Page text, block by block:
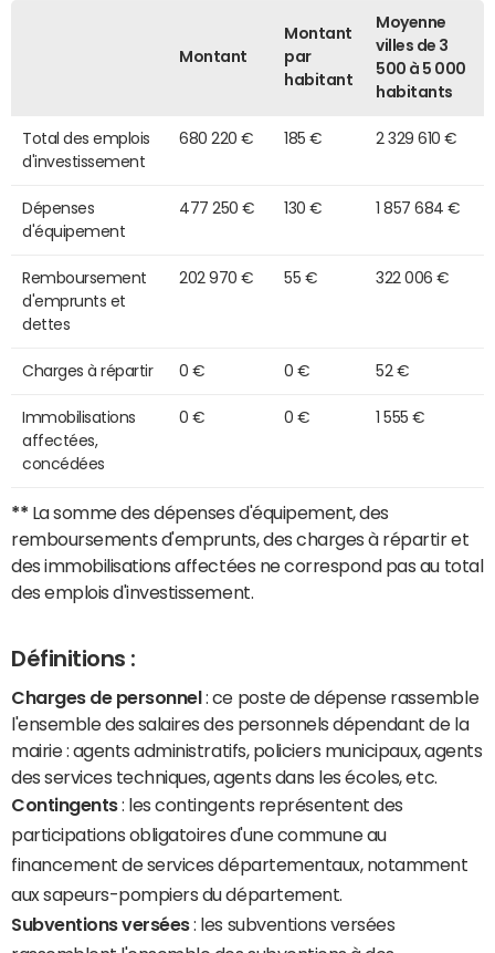
Montant
Montant
par
habitant
Moyenne
villes de 3
500 à 5 000
habitants
Total des emplois
d'investissement
680 220 € 185 € 2 329 610 €
Dépenses
d'équipement
477 250 € 130 € 1 857 684 €
Remboursement
d'emprunts et
dettes
202 970 € 55 € 322 006 €
Charges à répartir 0 € 0 € 52 €
Immobilisations
affectées,
concédées
0 € 0 € 1 555 €
** La somme des dépenses d'équipement, des
remboursements d'emprunts, des charges à répartir et
des immobilisations affectées ne correspond pas au total
des emplois d'investissement.
Définitions :
Charges de personnel : ce poste de dépense rassemble
l'ensemble des salaires des personnels dépendant de la
mairie : agents administratifs, policiers municipaux, agents
des services techniques, agents dans les écoles, etc.
Contingents: les contingents représentent des
participations obligatoires d'une commune au
financement de services départementaux, notamment
aux sapeurs-pompiers du département.
Subventions versées: les subventions versées